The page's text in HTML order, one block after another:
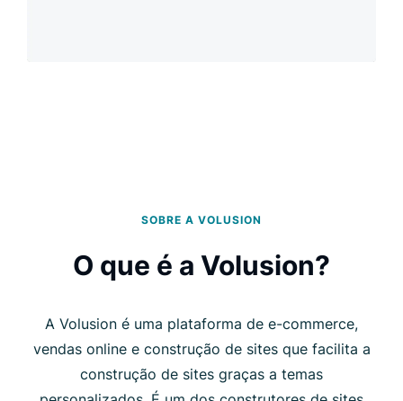
SOBRE A VOLUSION
O que é a Volusion?
A Volusion é uma plataforma de e-commerce,
vendas online e construção de sites que facilita a
construção de sites graças a temas